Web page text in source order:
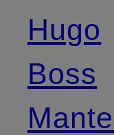
Hugo
Boss